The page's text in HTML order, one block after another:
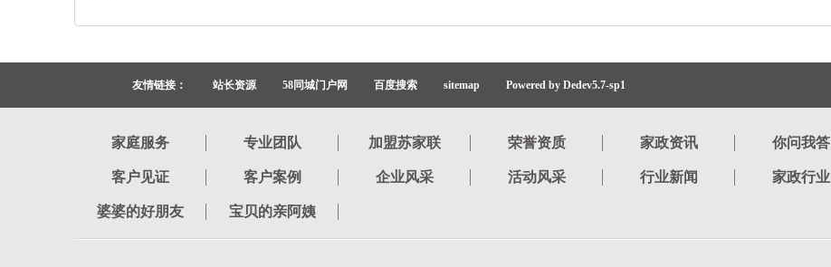
友情链接： 站长资源 58同城门户网 百度搜索 sitemap Powered by Dedev5.7-sp1
家庭服务 专业团队 加盟苏家联 荣誉资质 家政资讯 你问我答
客户见证 客户案例 企业风采 活动风采 行业新闻 家政行业
婆婆的好朋友 宝贝的亲阿姨